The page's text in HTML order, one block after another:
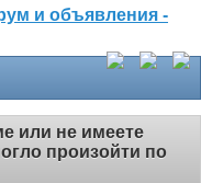
или не имеете
произойти по